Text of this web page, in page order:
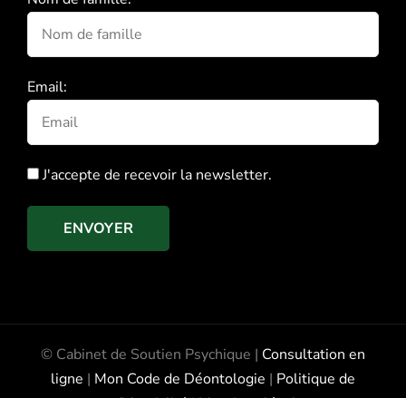
Email:
J'accepte de recevoir la newsletter.
ENVOYER
© Cabinet de Soutien Psychique | Consultation en
ligne | Mon Code de Déontologie | Politique de